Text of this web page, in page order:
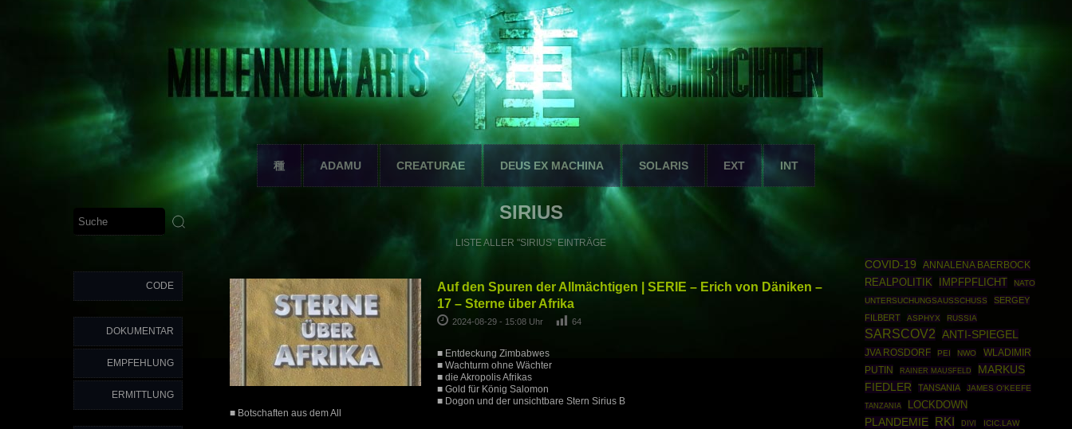
種 ADAMU CREATURAE DEUS EX MACHINA SOLARIS EXT INT
CODE
DOKUMENTAR
EMPFEHLUNG
ERMITTLUNG
SIRIUS
LISTE ALLER "SIRIUS" EINTRÄGE
Auf den Spuren der Allmächtigen | SERIE – Erich von Däniken –
17 – Sterne über Afrika
2024-08-29 - 15:08 Uhr 64
■ Entdeckung Zimbabwes
■ Wachturm ohne Wächter
■ die Akropolis Afrikas
■ Gold für König Salomon
■ Dogon und der unsichtbare Stern Sirius B
■ Botschaften aus dem All
COVID-19 ANNALENA BAERBOCK
REALPOLITIK IMPFPFLICHT
NATO
UNTERSUCHUNGSAUSSCHUSS
SERGEY
FILBERT
ASPHYX RUSSIA
SARSCOV2 ANTI-SPIEGEL
JVA ROSDORF PEI NWO
WLADIMIR
PUTIN
RAINER MAUSFELD
MARKUS
FIEDLER
TANSANIA JAMES O'KEEFE
TANZANIA LOCKDOWN
PLANDEMIE RKI DIVI ICIC.LAW